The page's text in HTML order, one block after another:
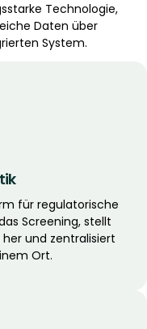
Technologie,
Daten über
System.
für regulatorische
Screening, stellt
und zentralisiert
Ort.